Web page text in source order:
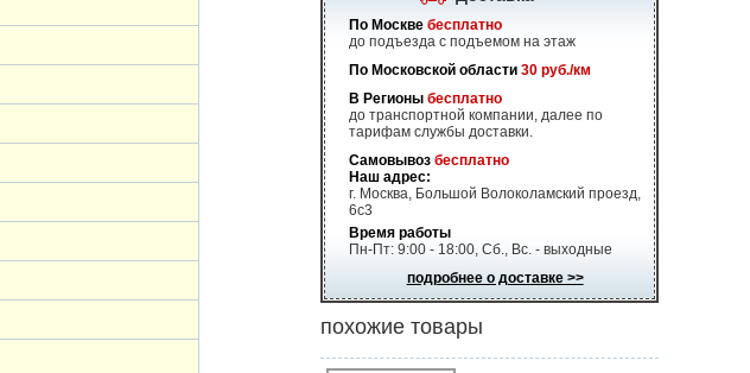
По Москве бесплатно
до подъезда с подъемом на этаж
По Московской области 30 руб./км
В Регионы бесплатно
до транспортной компании, далее по
тарифам службы доставки.
Самовывоз бесплатно
Наш адрес:
г. Москва, Большой Волоколамский проезд,
6с3
Время работы
Пн-Пт: 9:00 - 18:00, Сб., Вс. - выходные
подробнее о доставке >>
похожие товары